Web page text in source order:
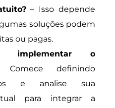
– Isso depende
soluções podem
ou pagas.
implementar o
definindo
e analise sua
para integrar a